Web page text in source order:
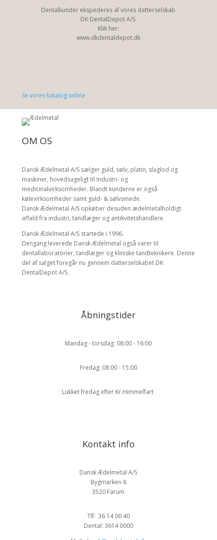
Dentalkunder ekspederes af vores datterselskab
DK DentalDepot A/S.
Klik her:
www.dkdentaldepot.dk
Se vores katalog online
OM OS
Dansk Ædelmetal A/S sælger guld, sølv, platin, slaglod og
maskiner, hovedsageligt til Industri- og
medicinalvirksomheder. Blandt kunderne er også
kølevirksomheder samt guld- & sølvsmede.
Dansk Ædelmetal A/S opkøber desuden ædelmetalholdigt
affald fra industri, tandlæger og antikvitetshandlere.
Dansk Ædelmetal A/S startede i 1996.
Dengang leverede Dansk Ædelmetal også varer til
dentallaboratorier, tandlæger og kliniske tandteknikere. Denne
del af salget foregår nu gennem datterselskabet DK
DentalDepot A/S.
Åbningstider
Mandag - torsdag: 08:00 - 16:00
Fredag: 08:00 - 15:00
Lukket fredag efter Kr.Himmelfart
Kontakt info
Dansk Ædelmetal A/S
Bygmarken 8
3520 Farum
Tlf: 36 14 00 40
Dental: 3614 0000